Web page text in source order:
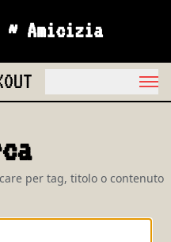
~ Amicizia
per tag, titolo o contenuto